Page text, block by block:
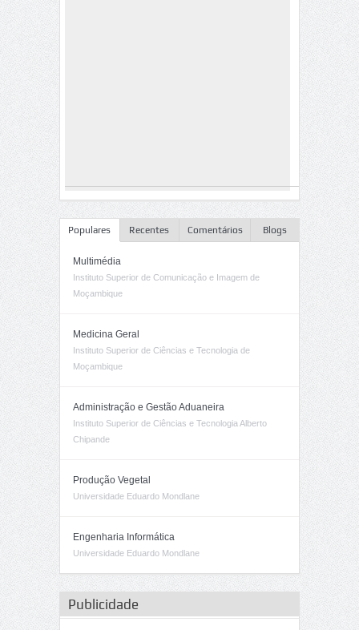
Populares Recentes Comentários Blogs
Multimédia
Instituto Superior de Comunicação e Imagem de
Moçambique
Medicina Geral
Instituto Superior de Ciências e Tecnologia de
Moçambique
Administração e Gestão Aduaneira
Instituto Superior de Ciências e Tecnologia Alberto
Chipande
Produção Vegetal
Universidade Eduardo Mondlane
Engenharia Informática
Universidade Eduardo Mondlane
Publicidade